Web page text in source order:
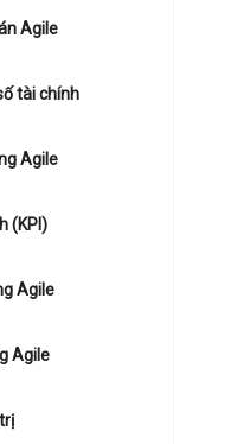
Agile
tài chính
Agile
(KPI)
Agile
Agile